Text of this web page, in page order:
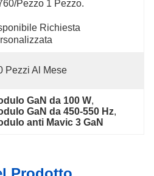
pezzo 1 Pezzo.
Richiesta
Pezzi Al Mese
GaN da 100 W,
GaN da 450-550 Hz,
anti Mavic 3 GaN